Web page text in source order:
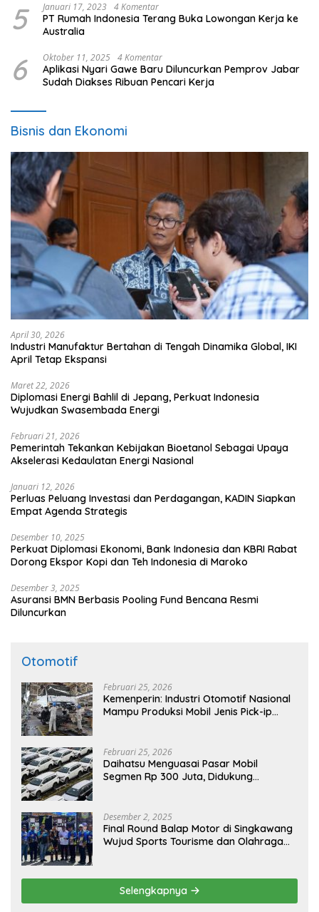
5 Januari 17, 2023 4 Komentar
PT Rumah Indonesia Terang Buka Lowongan Kerja ke
Australia
6 Oktober 11, 2025 4 Komentar
Aplikasi Nyari Gawe Baru Diluncurkan Pemprov Jabar
Sudah Diakses Ribuan Pencari Kerja
Bisnis dan Ekonomi
April 30, 2026
Industri Manufaktur Bertahan di Tengah Dinamika Global, IKI
April Tetap Ekspansi
Maret 22, 2026
Diplomasi Energi Bahlil di Jepang, Perkuat Indonesia
Wujudkan Swasembada Energi
Februari 21, 2026
Pemerintah Tekankan Kebijakan Bioetanol Sebagai Upaya
Akselerasi Kedaulatan Energi Nasional
Januari 12, 2026
Perluas Peluang Investasi dan Perdagangan, KADIN Siapkan
Empat Agenda Strategis
Desember 10, 2025
Perkuat Diplomasi Ekonomi, Bank Indonesia dan KBRI Rabat
Dorong Ekspor Kopi dan Teh Indonesia di Maroko
Desember 3, 2025
Asuransi BMN Berbasis Pooling Fund Bencana Resmi
Diluncurkan
Otomotif
Februari 25, 2026
Kemenperin: Industri Otomotif Nasional
Mampu Produksi Mobil Jenis Pick-ip
Februari 25, 2026
Daihatsu Menguasai Pasar Mobil
Segmen Rp 300 Juta, Didukung
Desember 2, 2025
Final Round Balap Motor di Singkawang
Wujud Sports Tourisme dan Olahraga
Selengkapnya